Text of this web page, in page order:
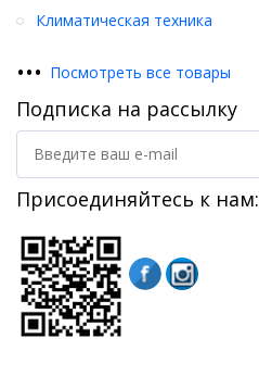
Климатическая техника
••• Посмотреть все товары
Подписка на рассылку
Присоединяйтесь к нам: